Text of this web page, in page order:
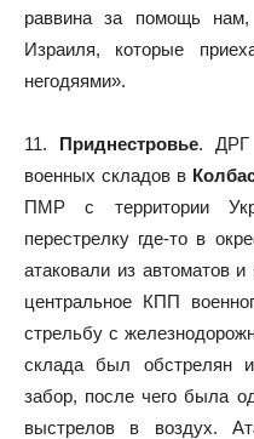
раввина за помощь
Израиля, которые
негодяями».
11. Приднестровье. ДРГ
военных складов в
ПМР с территории
перестрелку где-то в
атаковали из автоматов и
центральное КПП
стрельбу c
склада был обстрелян
забор, после чего была
выстрелов в воздух.